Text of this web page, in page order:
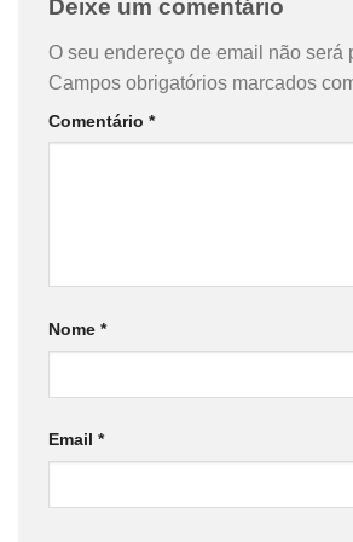
Deixe um comentário
O seu endereço de email não será
Campos obrigatórios marcados
Comentário *
Nome *
Email *